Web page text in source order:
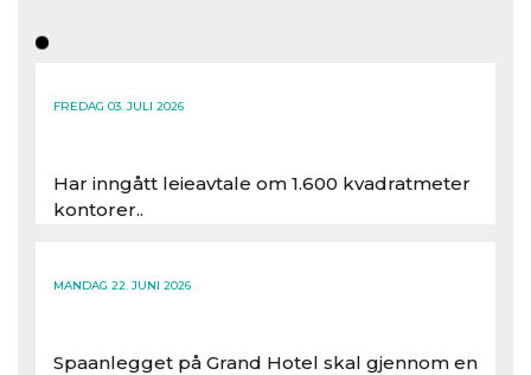
FREDAG 03. JULI 2026
Har inngått leieavtale om 1.600 kvadratmeter
kontorer..
MANDAG 22. JUNI 2026
Spaanlegget på Grand Hotel skal gjennom en